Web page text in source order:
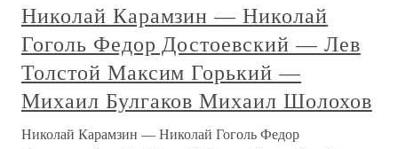
Николай Карамзин — Николай
Гоголь Федор Достоевский — Лев
Толстой Максим Горький —
Михаил Булгаков Михаил Шолохов
Николай Карамзин — Николай Гоголь Федор